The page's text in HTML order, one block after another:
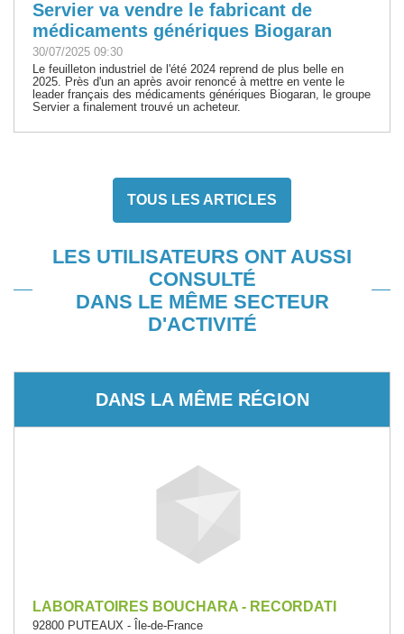
Servier va vendre le fabricant de
médicaments génériques Biogaran
30/07/2025 09:30
Le feuilleton industriel de l'été 2024 reprend de plus belle en
2025. Près d'un an après avoir renoncé à mettre en vente le
leader français des médicaments génériques Biogaran, le groupe
Servier a finalement trouvé un acheteur.
TOUS LES ARTICLES
LES UTILISATEURS ONT AUSSI
CONSULTÉ
DANS LE MÊME SECTEUR
D'ACTIVITÉ
DANS LA MÊME RÉGION
LABORATOIRES BOUCHARA - RECORDATI
92800 PUTEAUX - Île-de-France